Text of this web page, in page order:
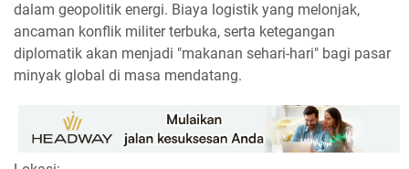
dalam geopolitik energi. Biaya logistik yang melonjak,
ancaman konflik militer terbuka, serta ketegangan
diplomatik akan menjadi "makanan sehari-hari" bagi pasar
minyak global di masa mendatang.